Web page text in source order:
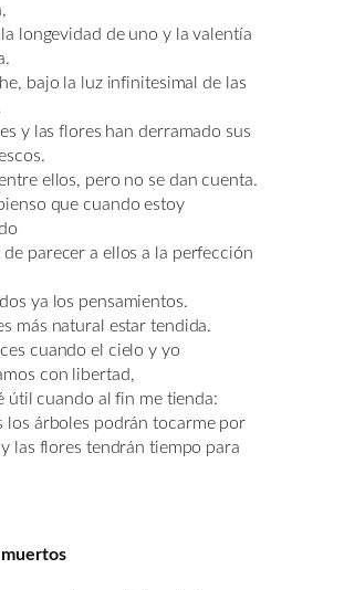
longevidad de uno y la valentía
bajo la luz infinitesimal de las
y las flores han derramado sus
ellos, pero no se dan cuenta.
que cuando estoy
de parecer a ellos a la perfección
ya los pensamientos.
más natural estar tendida.
cuando el cielo y yo
con libertad,
útil cuando al fin me tienda:
los árboles podrán tocarme por
las flores tendrán tiempo para